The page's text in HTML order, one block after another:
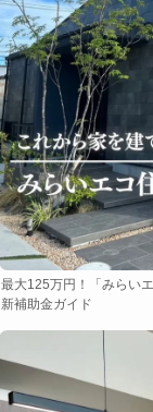
最大125万円！「みらい
新補助金ガイド